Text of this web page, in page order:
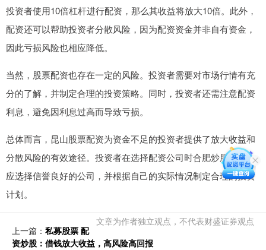
投资者使用10倍杠杆进行配资，那么其收益将放大10倍。此外，
配资还可以帮助投资者分散风险，因为配资资金并非自有资金，
因此亏损风险也相应降低。
当然，股票配资也存在一定的风险。投资者需要对市场行情有充
分的了解，并制定合理的投资策略。同时，投资者还需注意配资
利息，避免因利息过高而导致亏损。
总体而言，昆山股票配资为资金不足的投资者提供了放大收益和
分散风险的有效途径。投资者在选择配资公司时合肥炒股配资，
应选择信誉良好的公司，并根据自己的实际情况制定合理的投资
计划。
文章为作者独立观点，不代表财盛证券观点
上一篇： 私募股票 配
资炒股：借钱放大收益，高风险高回报